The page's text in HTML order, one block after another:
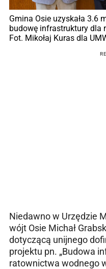
Gmina Osie uzyskała 3.6
budowę infrastruktury dla
Fot. Mikołaj Kuras dla
Niedawno w Urzędzie
wójt Osie Michał
dotyczącą unijnego
projektu pn. „Budowa
ratownictwa wodnego